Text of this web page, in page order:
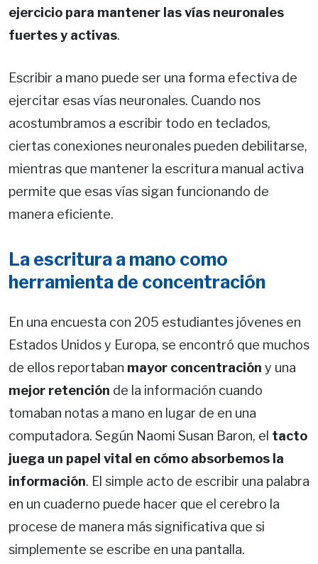
ejercicio para mantener las vías neuronales
fuertes y activas.
Escribir a mano puede ser una forma efectiva de
ejercitar esas vías neuronales. Cuando nos
acostumbramos a escribir todo en teclados,
ciertas conexiones neuronales pueden debilitarse,
mientras que mantener la escritura manual activa
permite que esas vías sigan funcionando de
manera eficiente.
La escritura a mano como
herramienta de concentración
En una encuesta con 205 estudiantes jóvenes en
Estados Unidos y Europa, se encontró que muchos
de ellos reportaban mayor concentración y una
mejor retención de la información cuando
tomaban notas a mano en lugar de en una
computadora. Según Naomi Susan Baron, el tacto
juega un papel vital en cómo absorbemos la
información. El simple acto de escribir una palabra
en un cuaderno puede hacer que el cerebro la
procese de manera más significativa que si
simplemente se escribe en una pantalla.